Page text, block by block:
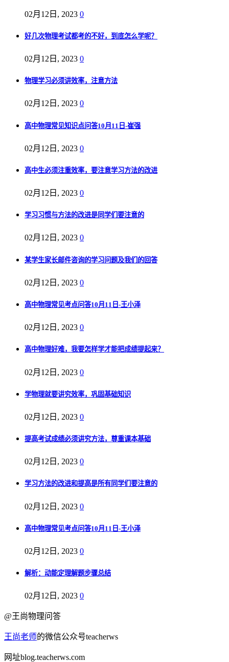
02月12日, 2023 0
好几次物理考试都考的不好，到底怎么学呢？
02月12日, 2023 0
物理学习必须讲效率，注意方法
02月12日, 2023 0
高中物理常见知识点问答10月11日-崔强
02月12日, 2023 0
高中生必须注重效率，要注意学习方法的改进
02月12日, 2023 0
学习习惯与方法的改进是同学们要注意的
02月12日, 2023 0
某学生家长邮件咨询的学习问题及我们的回答
02月12日, 2023 0
高中物理常见考点问答10月11日-王小泽
02月12日, 2023 0
高中物理好难，我要怎样学才能把成绩提起来？
02月12日, 2023 0
学物理就要讲究效率，巩固基础知识
02月12日, 2023 0
提高考试成绩必须讲究方法，尊重课本基础
02月12日, 2023 0
学习方法的改进和提高是所有同学们要注意的
02月12日, 2023 0
高中物理常见考点问答10月11日-王小泽
02月12日, 2023 0
解析：动能定理解题步骤总结
02月12日, 2023 0
@王尚物理问答
王尚老师的微信公众号teacherws
网址blog.teacherws.com